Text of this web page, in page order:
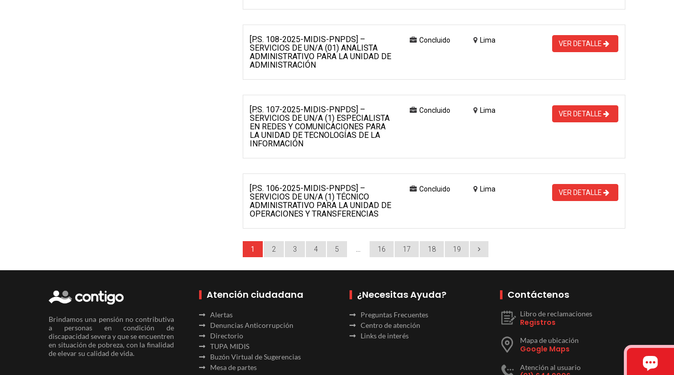
[P.S. 108-2025-MIDIS-PNPDS] –
SERVICIOS DE UN/A (01) ANALISTA
ADMINISTRATIVO PARA LA UNIDAD DE
ADMINISTRACIÓN
Concluido Lima VER DETALLE
[P.S. 107-2025-MIDIS-PNPDS] –
SERVICIOS DE UN/A (1) ESPECIALISTA
EN REDES Y COMUNICACIONES PARA
LA UNIDAD DE TECNOLOGÍAS DE LA
INFORMACIÓN
Concluido Lima VER DETALLE
[P.S. 106-2025-MIDIS-PNPDS] –
SERVICIOS DE UN/A (1) TÉCNICO
ADMINISTRATIVO PARA LA UNIDAD DE
OPERACIONES Y TRANSFERENCIAS
Concluido Lima VER DETALLE
1 2 3 4 5 16 17 18 19
Brindamos una pensión no contributiva
a personas en condición de
discapacidad severa y que se encuentren
en situación de pobreza, con la finalidad
de elevar su calidad de vida.
Atención ciudadana
Alertas
Denuncias Anticorrupción
Directorio
TUPA MIDIS
Buzón Virtual de Sugerencias
Mesa de partes
¿Necesitas Ayuda?
Preguntas Frecuentes
Centro de atención
Links de interés
Contáctenos
Libro de reclamaciones
Registros
Mapa de ubicación
Google Maps
Atención al usuario